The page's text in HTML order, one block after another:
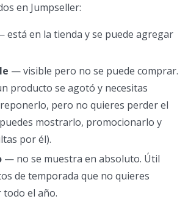
en Jumpseller:
está en la tienda y se puede agregar
— visible pero no se puede comprar.
producto se agotó y necesitas
pero no quieres perder el
mostrarlo, promocionarlo y
por él).
— no se muestra en absoluto. Útil
de temporada que no quieres
el año.